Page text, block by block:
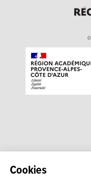
Cookies
Echosciences Sud